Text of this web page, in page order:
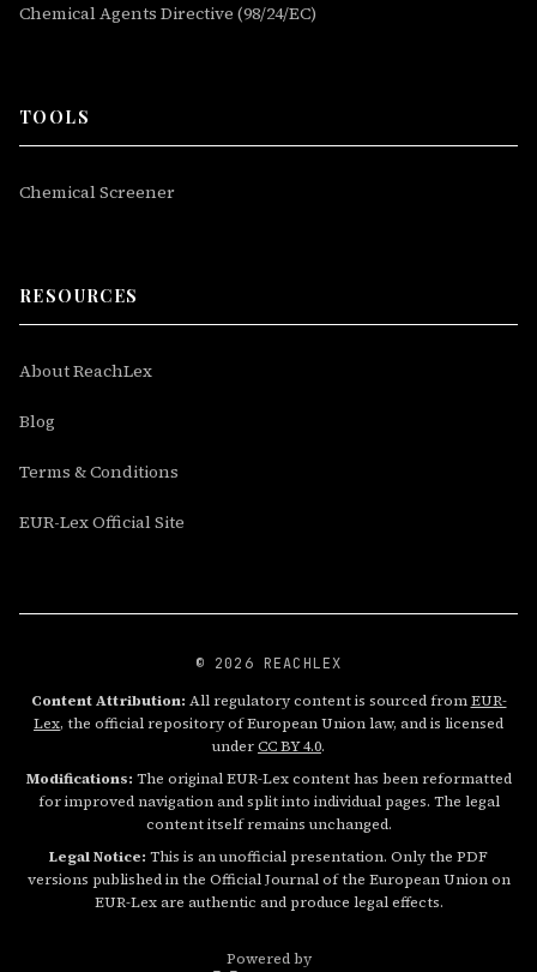
Chemical Agents Directive (98/24/EC)
TOOLS
Chemical Screener
RESOURCES
About ReachLex
Blog
Terms & Conditions
EUR-Lex Official Site
© 2026 REACHLEX
Content Attribution: All regulatory content is sourced fromEUR-
Lex, the official repository of European Union law, and is licensed
underCC BY 4.0.
Modifications: The original EUR-Lex content has been reformatted
for improved navigation and split into individual pages. The legal
content itself remains unchanged.
Legal Notice: This is an unofficial presentation. Only the PDF
versions published in the Official Journal of the European Union on
EUR-Lex are authentic and produce legal effects.
Powered by